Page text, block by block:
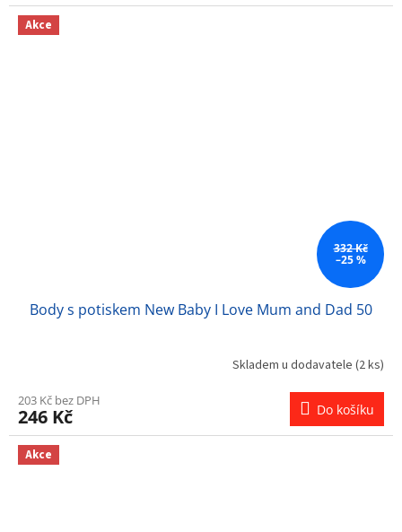
Akce
332 Kč
–25 %
Body s potiskem New Baby I Love Mum and Dad 50
Skladem u dodavatele (2 ks)
203 Kč bez DPH
246 Kč Do košíku
Akce